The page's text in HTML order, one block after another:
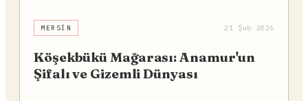
MERSIN 21 Şub 2026
Köşekbükü Mağarası: Anamur'un
Şifalı ve Gizemli Dünyası